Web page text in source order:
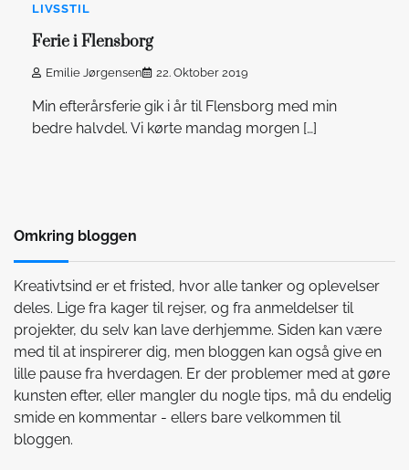
LIVSSTIL
Ferie i Flensborg
Emilie Jørgensen 22. Oktober 2019
Min efterårsferie gik i år til Flensborg med min
bedre halvdel. Vi kørte mandag morgen […]
Omkring bloggen
Kreativtsind er et fristed, hvor alle tanker og oplevelser
deles. Lige fra kager til rejser, og fra anmeldelser til
projekter, du selv kan lave derhjemme. Siden kan være
med til at inspirerer dig, men bloggen kan også give en
lille pause fra hverdagen. Er der problemer med at gøre
kunsten efter, eller mangler du nogle tips, må du endelig
smide en kommentar - ellers bare velkommen til
bloggen.